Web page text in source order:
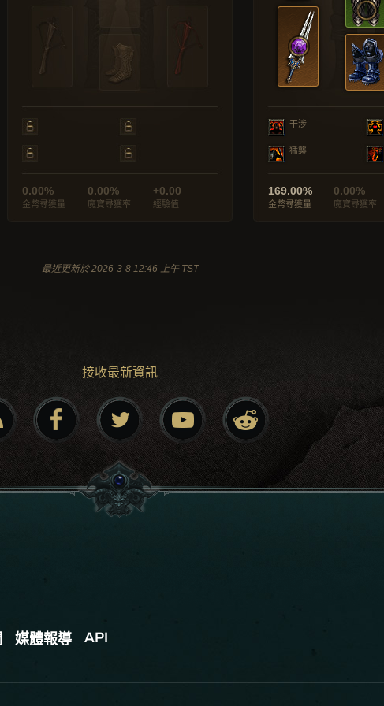
0.00%
金幣尋獲量
0.00%
魔寶尋獲率
+0.00
經驗值
干涉
猛襲
169.00%
金幣尋獲量
0.00%
魔寶尋獲率
最近更新於 2026-3-8 12:46 上午 TST
接收最新資訊